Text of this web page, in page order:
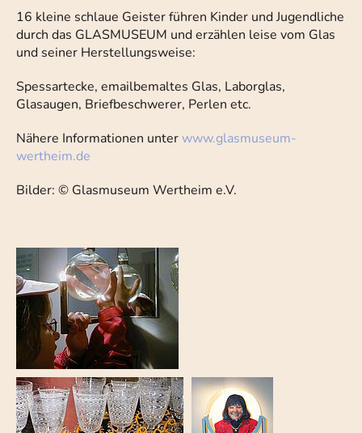
16 kleine schlaue Geister führen Kinder und Jugendliche
durch das GLASMUSEUM und erzählen leise vom Glas
und seiner Herstellungsweise:
Spessartecke, emailbemaltes Glas, Laborglas,
Glasaugen, Briefbeschwerer, Perlen etc.
Nähere Informationen unterwww.glasmuseum-
wertheim.de
Bilder: © Glasmuseum Wertheim e.V.